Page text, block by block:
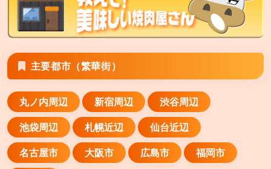
安楽亭 横須賀衣笠店
横須賀市山科台1−12
安楽亭 川崎南町店
川崎市川崎区南町21−6
安楽亭 霧ヶ丘店
横浜市緑区霧が丘2−9−8
安楽亭 川崎小田店
主要都市（繁華街）
丸ノ内周辺 新宿周辺
渋谷周辺
池袋周辺
札幌近辺
仙台近辺
名古屋市
大阪市 広島市 福岡市